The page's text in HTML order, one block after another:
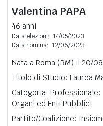
Valentina PAPA
46 anni
Data elezioni: 14/05/2023
Data nomina: 12/06/2023
Nata a Roma (RM) il 20/
Titolo di Studio: Laurea
Categoria
Organi ed Enti Pubblici
Partito/Coalizione: